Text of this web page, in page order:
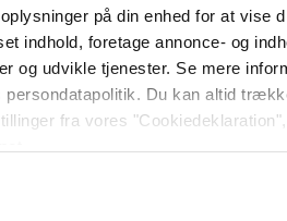
på din enhed for at vise
indhold, foretage annonce- og
og udvikle tjenester. Se mere
Du kan altid
fra vores
websitet.
Jesper Skibby
deler stor